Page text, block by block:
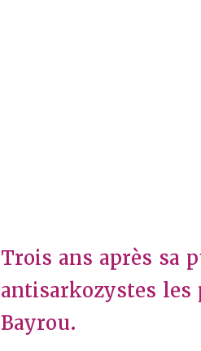
Trois ans après sa
antisarkozystes
Bayrou.